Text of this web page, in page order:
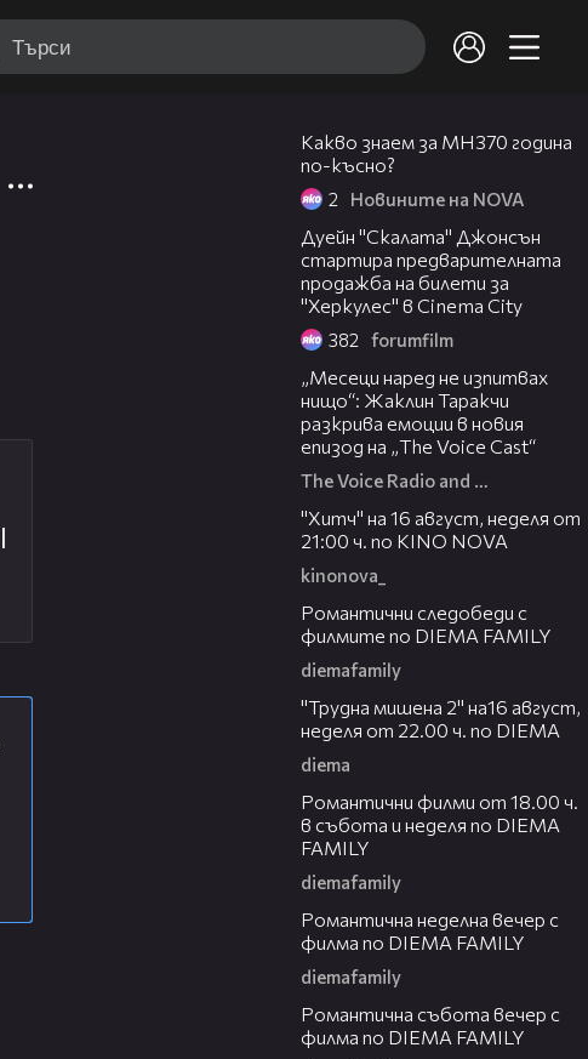
Какво знаем за MH370 година
по-късно?
2 Новините на NOVA
Дуейн "Скалата" Джонсън
стартира предварителната
продажба на билети за
"Херкулес" в Cinema City
382 forumfilm
„Месеци наред не изпитвах
нищо“: Жаклин Таракчи
разкрива емоции в новия
епизод на „The Voice Cast“
The Voice Radio and TV Bulgaria
"Хитч" на 16 август, неделя от
21:00 ч. по KINO NOVA
kinonova_
Романтични следобеди с
филмите по DIEMA FAMILY
diemafamily
"Трудна мишена 2" на16 август,
неделя от 22.00 ч. по DIEMA
diema
Романтични филми от 18.00 ч.
в събота и неделя по DIEMA
FAMILY
diemafamily
Романтичнa неделна вечер с
филма по DIEMA FAMILY
diemafamily
Романтичнa събота вечер с
филма по DIEMA FAMILY